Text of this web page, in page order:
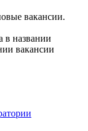
вакансии.
в названии
вакансии